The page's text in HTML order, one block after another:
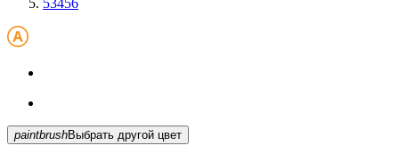
paintbrush Выбрать другой цвет